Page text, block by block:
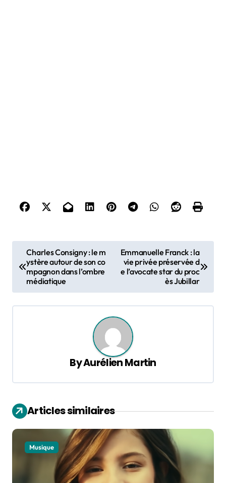
o
t
g
a
t
i
Charles Consigny : le m
ystère autour de son co
mpagnon dans l’ombre
médiatique
Emmanuelle Franck : la
vie privée préservée d
e l’avocate star du proc
ès Jubillar
ByAurélien Martin
Articles similaires
Musique